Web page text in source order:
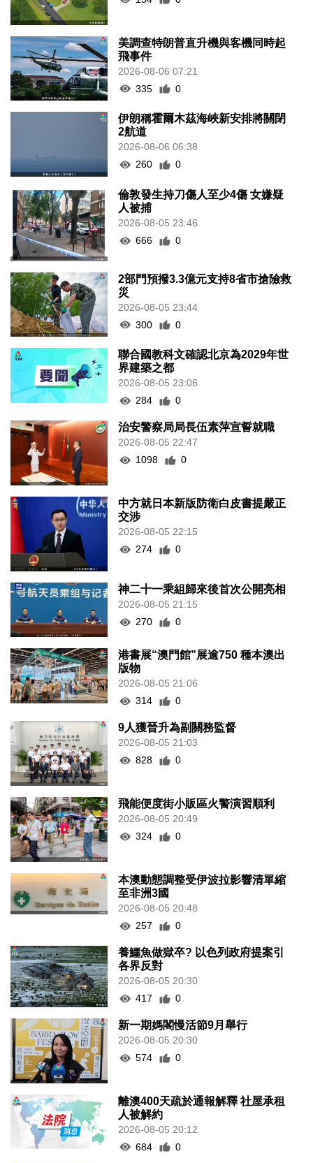
美調查特朗普直升機與客機同時起
飛事件
2026-08-06 07:21
335
0
伊朗稱霍爾木茲海峽新安排將關閉
2航道
2026-08-06 06:38
260
0
倫敦發生持刀傷人至少4傷 女嫌疑
人被捕
2026-08-05 23:46
666
0
2部門預撥3.3億元支持8省市搶險救
災
2026-08-05 23:44
300
0
聯合國教科文確認北京為2029年世
界建築之都
2026-08-05 23:06
284
0
治安警察局局長伍素萍宣誓就職
2026-08-05 22:47
1098
0
中方就日本新版防衛白皮書提嚴正
交涉
2026-08-05 22:15
274
0
神二十一乘組歸來後首次公開亮相
2026-08-05 21:15
270
0
港書展“澳門館”展逾750 種本澳出
版物
2026-08-05 21:06
314
0
9人獲晉升為副關務監督
2026-08-05 21:03
828
0
飛能便度街小販區火警演習順利
2026-08-05 20:49
324
0
本澳動態調整受伊波拉影響清單縮
至非洲3國
2026-08-05 20:48
257
0
養鱷魚做獄卒? 以色列政府提案引
各界反對
2026-08-05 20:30
417
0
新一期媽閣慢活節9月舉行
2026-08-05 20:30
574
0
離澳400天疏於通報解釋 社屋承租
人被解約
2026-08-05 20:12
684
0